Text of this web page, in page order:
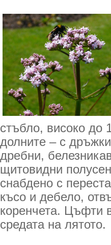
стъбло, високо до
долните – с
дребни,
щитовидни
снабдено с
късо и дебело,
коренчета. Цъфти
средата на лятото.